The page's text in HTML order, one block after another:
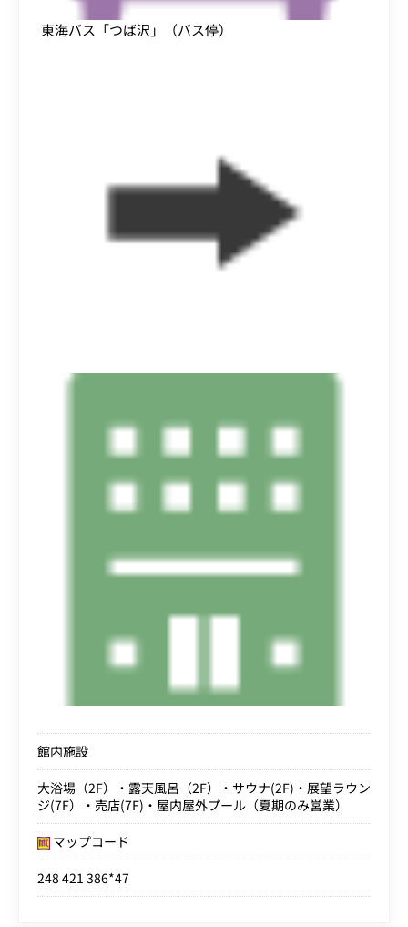
東海バス「つば沢」（バス停）
館内施設
大浴場（2F）・露天風呂（2F）・サウナ(2F)・展望ラウン
ジ(7F）・売店(7F)・屋内屋外プール（夏期のみ営業）
マップコード
248 421 386*47